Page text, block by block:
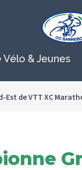
Vélo & Jeunes
Est de VTT XC